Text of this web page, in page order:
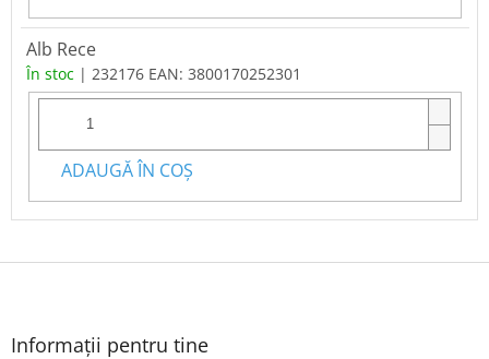
Alb Rece
În stoc | 232176 EAN: 3800170252301
ADAUGĂ ÎN COŞ
S
Informații pentru tine